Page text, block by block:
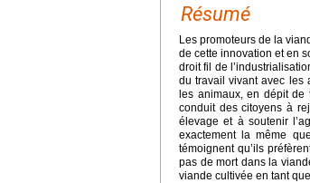
Résumé
Les promoteurs de la
de cette innovation et en
droit fil de
du travail vivant avec les
les animaux, en dépit de
conduit des citoyens à
élevage et à soutenir
exactement la même
témoignent qu’ils
pas de mort dans la
viande cultivée en tant